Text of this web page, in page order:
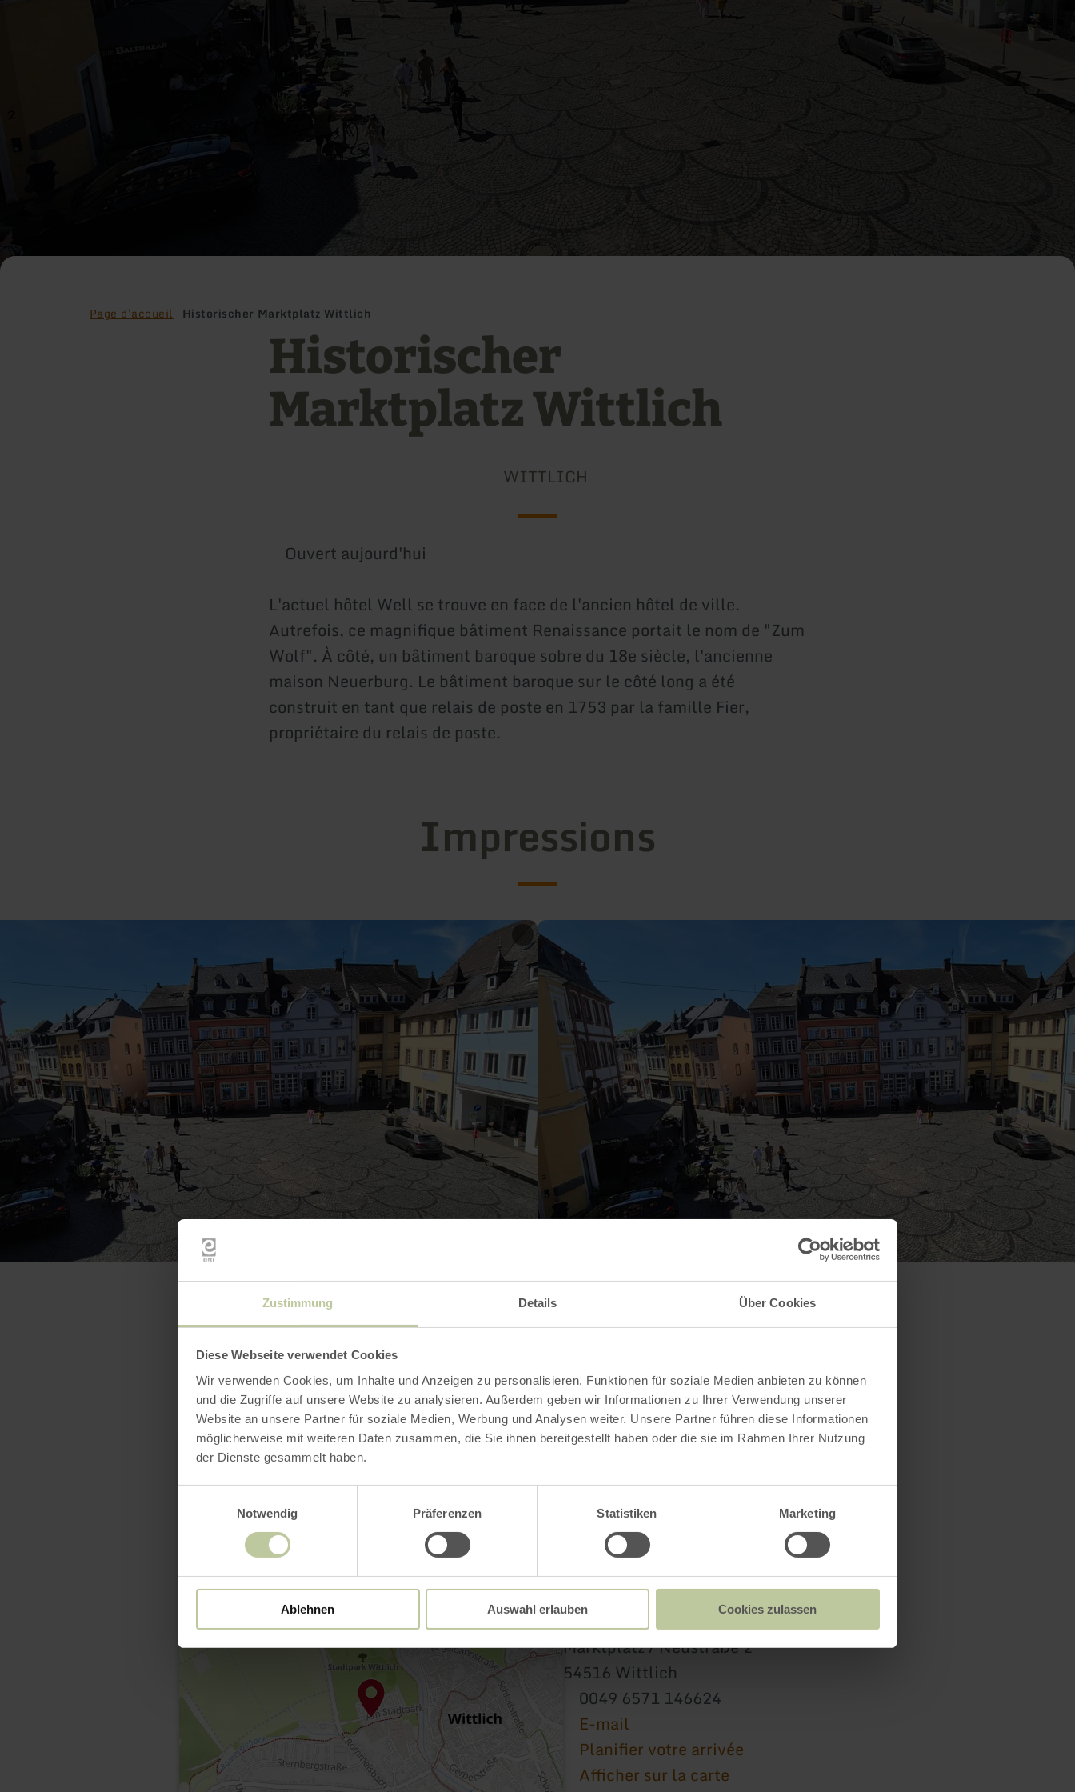
Zustimmung Details Über Cookies
Diese Webseite verwendet Cookies
Wir verwenden Cookies, um Inhalte und Anzeigen zu personalisieren, Funktionen für soziale Medien anbieten zu können
und die Zugriffe auf unsere Website zu analysieren. Außerdem geben wir Informationen zu Ihrer Verwendung unserer
Website an unsere Partner für soziale Medien, Werbung und Analysen weiter. Unsere Partner führen diese Informationen
möglicherweise mit weiteren Daten zusammen, die Sie ihnen bereitgestellt haben oder die sie im Rahmen Ihrer Nutzung
der Dienste gesammelt haben.
Notwendig
Präferenzen Statistiken Marketing
Ablehnen Auswahl erlauben Cookies zulassen
Page d'accueil Historischer Marktplatz Wittlich
Historischer
Marktplatz Wittlich
WITTLICH
Ouvert aujourd'hui
L'actuel hôtel Well se trouve en face de l'ancien hôtel de ville.
Autrefois, ce magnifique bâtiment Renaissance portait le nom de "Zum
Wolf". À côté, un bâtiment baroque sobre du 18e siècle, l'ancienne
maison Neuerburg. Le bâtiment baroque sur le côté long a été
construit en tant que relais de poste en 1753 par la famille Fier,
propriétaire du relais de poste.
Impressions
Tourist-Information Wittlich Stadt & Land
Marktplatz / Neustraße 2
54516 Wittlich
0049 6571 146624
E-mail
Planifier votre arrivée
Afficher sur la carte